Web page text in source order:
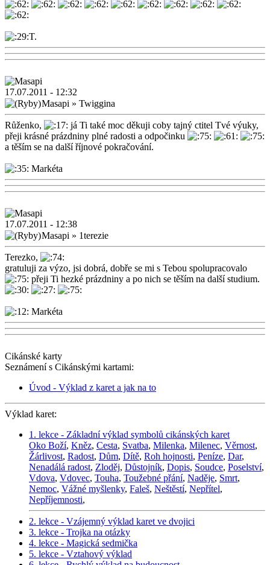
T.
17.07.2011 - 12:32
Masapi » Twiggina
Růženko,
já Ti také moc děkuji coby tajný ctitel Tvé výuky,
přeji krásné prázdniny plné radosti a odpočinku
a těším se na další říjnové pokračování.
Markéta
17.07.2011 - 12:38
Masapi » 1terezie
Terezko,
gratuluji za výzo, jsi dobrá, dobře se mi s Tebou spolupracovalo
přeji Ti hezké prázdniny a po nich se těším na další studium.
Markéta
Cikánské karty
Seznámení s Cikánskými kartami:
Úvod - Výklad z karet a jak na to
Výklad karet:
1. lekce - Základní výklad symbolů cikánských karet
Oko Boží, Kněz, Cesta, Svatba, Milenka, Milenec, Věrnost,
Žárlivost, Radost, Dům, Dítě, Roh hojnosti, Peníze, Dar,
Nenadálá radost, Zloděj, Důstojník, Dopis, Soudce, Poselství,
Vdova, Vdovec, Touha, Toužebné přání, Naděje, Smrt,
Nemoc, Vážné myšlenky, Faleš, Neštěstí, Nepřítel,
Nepříjemnosti,
2. lekce - Vzájemný výklad karet ve dvojici
3. lekce - Trojka na otázky
4. lekce - Magická sedmička
5. lekce - Vztahový výklad